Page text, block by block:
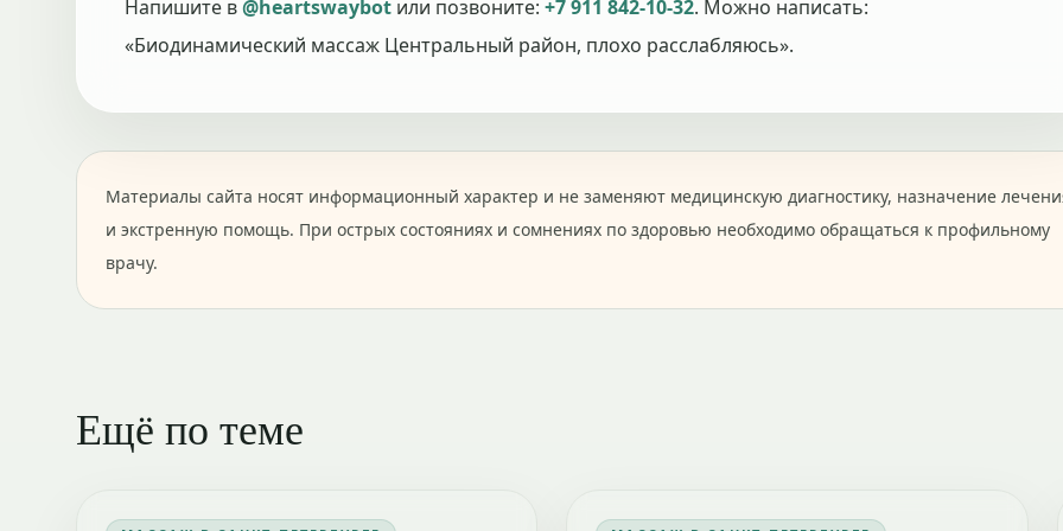
Напишите в@heartswaybot или позвоните: +7 911 842-10-32. Можно написать:
«Биодинамический массаж Центральный район, плохо расслабляюсь».
Материалы сайта носят информационный характер и не заменяют медицинскую диагностику, назначение
и экстренную помощь. При острых состояниях и сомнениях по здоровью необходимо обращаться к профильному
врачу.
Ещё по теме